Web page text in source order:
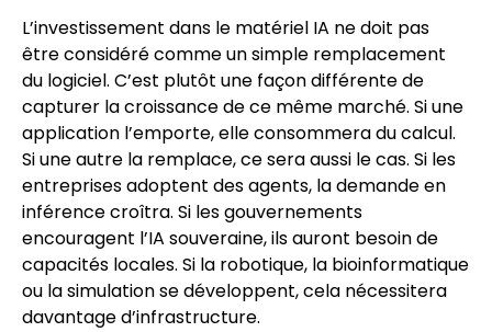
L’investissement dans le matériel IA ne doit pas
être considéré comme un simple remplacement
du logiciel. C’est plutôt une façon différente de
capturer la croissance de ce même marché. Si une
application l’emporte, elle consommera du calcul.
Si une autre la remplace, ce sera aussi le cas. Si les
entreprises adoptent des agents, la demande en
inférence croîtra. Si les gouvernements
encouragent l’IA souveraine, ils auront besoin de
capacités locales. Si la robotique, la bioinformatique
ou la simulation se développent, cela nécessitera
davantage d’infrastructure.